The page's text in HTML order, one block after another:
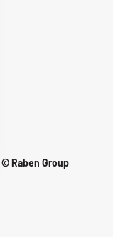
© Raben Group